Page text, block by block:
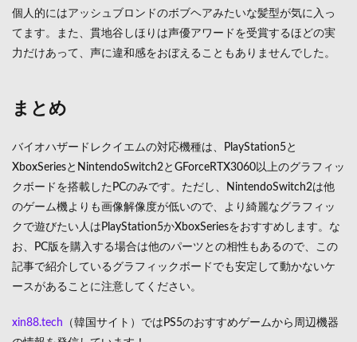
個人的にはアッシュブロンドのボブヘアみたいな髪型が気に入っ
てます。また、貫地谷しほりは声優アワードを受賞するほどの実
力だけあって、声に違和感をおぼえることもありませんでした。
まとめ
バイオハザードレクイエムの対応機種は、PlayStation5と
XboxSeriesとNintendoSwitch2とGForceRTX3060以上のグラフィッ
クボードを搭載したPCのみです。ただし、NintendoSwitch2は他
のゲーム機よりも画像解像度が低いので、より綺麗なグラフィッ
クで遊びたい人はPlayStation5かXboxSeriesをおすすめします。な
お、PC版を購入する場合は他のパーツとの相性もあるので、この
記事で紹介しているグラフィックボードでも安定して動かないケ
ースがあることに注意してください。
xin88.tech （韓国サイト）ではPS5のおすすめゲームから周辺機器